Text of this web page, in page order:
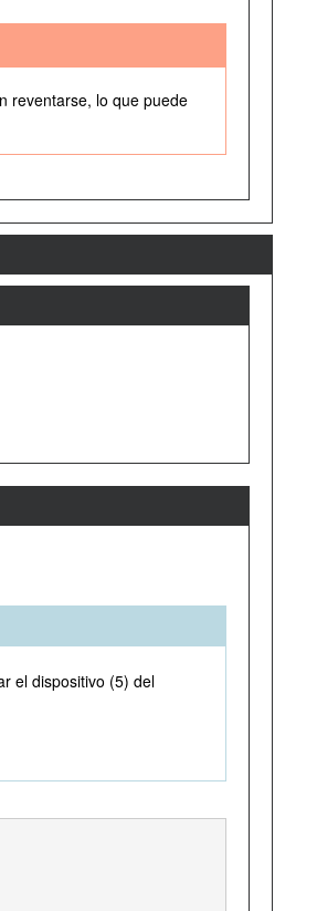
reventarse, lo que puede
el dispositivo (5) del